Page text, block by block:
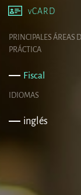
vCARD
PRINCIPALES ÁREAS
PRÁCTICA
Fiscal
IDIOMAS
inglés